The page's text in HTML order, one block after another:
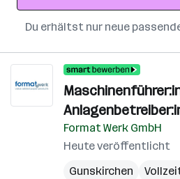
Du erhältst nur neue
Format Werk GmbH
Heute veröffentlicht
Gunskirchen